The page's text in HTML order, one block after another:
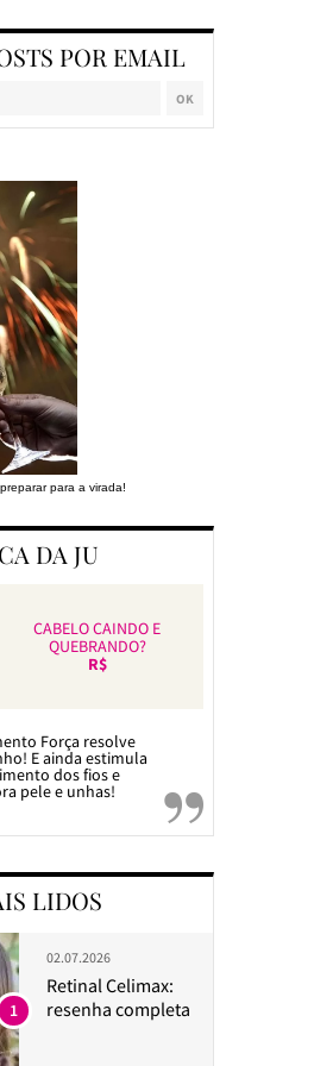
POR EMAIL
para a virada!
DA JU
CABELO CAINDO E
QUEBRANDO?
R$
Força resolve
E ainda estimula
dos fios e
pele e unhas!
LIDOS
02.07.2026
Retinal Celimax:
resenha completa
1